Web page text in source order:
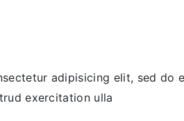
adipisicing elit, sed
exercitation ulla